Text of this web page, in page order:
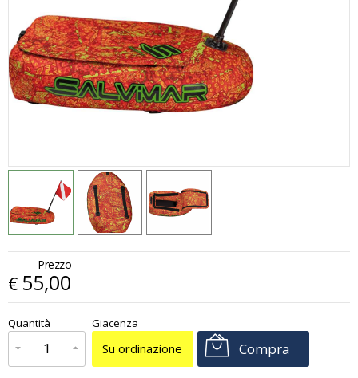
Prezzo
€ 55,00
x1 Prezzo finale:€55,00
Quantità Giacenza
Su ordinazione Compra